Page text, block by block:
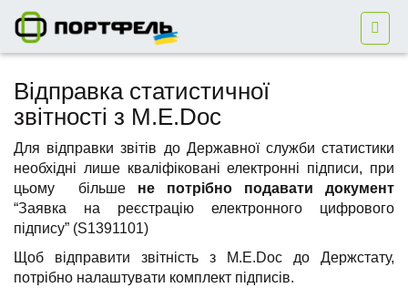
Відправка статистичної
звітності з M.E.Doc
Для відправки звітів до Державної служби статистики
необхідні лише кваліфіковані електронні підписи, при
цьому більше не потрібно подавати
документ
“Заявка на реєстрацію електронного цифрового
підпису” (S1391101)
Щоб відправити звітність з M.E.Doc до Держстату,
потрібно налаштувати комплект підписів.